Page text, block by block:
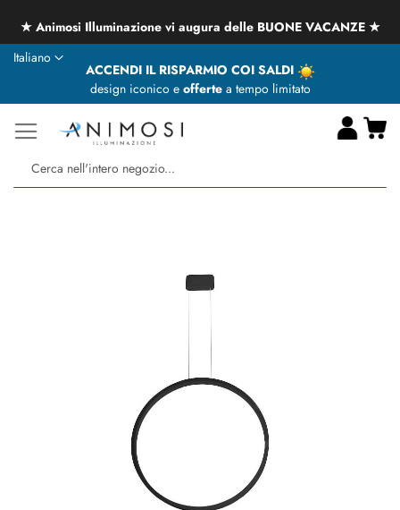
★ Animosi Illuminazione vi augura delle BUONE VACANZE ★
ACCENDI IL RISPARMIO COI SALDI
design iconico e offertea tempo limitato
Lingua
Italiano